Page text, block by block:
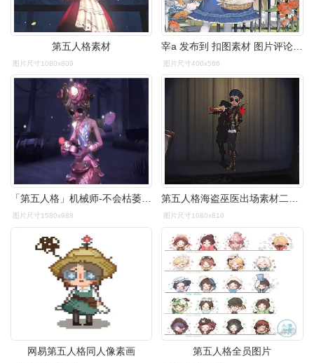
第五人格素材
图片尺寸1080x809 图片尺寸400x566
「第五人格」机械师-不会枯萎的花 情人节限时金皮(素材展示)绝美花仙
图片尺寸1580x988
第五人格海盗巫医出场素材二转艾特
图片尺寸1080x810
网易第五人格同人像素画 第五人格全员图片